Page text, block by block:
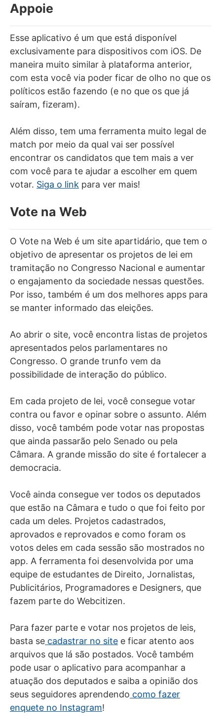
Appoie
Esse aplicativo é um que está disponível
exclusivamente para dispositivos com iOS. De
maneira muito similar à plataforma anterior,
com esta você via poder ficar de olho no que os
políticos estão fazendo (e no que os que já
saíram, fizeram).
Além disso, tem uma ferramenta muito legal de
match por meio da qual vai ser possível
encontrar os candidatos que tem mais a ver
com você para te ajudar a escolher em quem
votar. Siga o link para ver mais!
Vote na Web
O Vote na Web é um site apartidário, que tem o
objetivo de apresentar os projetos de lei em
tramitação no Congresso Nacional e aumentar
o engajamento da sociedade nessas questões.
Por isso, também é um dos melhores apps para
se manter informado das eleições.
Ao abrir o site, você encontra listas de projetos
apresentados pelos parlamentares no
Congresso. O grande trunfo vem da
possibilidade de interação do público.
Em cada projeto de lei, você consegue votar
contra ou favor e opinar sobre o assunto. Além
disso, você também pode votar nas propostas
que ainda passarão pelo Senado ou pela
Câmara. A grande missão do site é fortalecer a
democracia.
Você ainda consegue ver todos os deputados
que estão na Câmara e tudo o que foi feito por
cada um deles. Projetos cadastrados,
aprovados e reprovados e como foram os
votos deles em cada sessão são mostrados no
app. A ferramenta foi desenvolvida por uma
equipe de estudantes de Direito, Jornalistas,
Publicitários, Programadores e Designers, que
fazem parte do Webcitizen.
Para fazer parte e votar nos projetos de leis,
basta se cadastrar no site e ficar atento aos
arquivos que lá são postados. Você também
pode usar o aplicativo para acompanhar a
atuação dos deputados e saiba a opinião dos
seus seguidores aprendendo como fazer
enquete no Instagram!